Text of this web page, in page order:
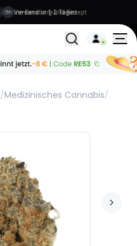
Versand in 1-2 Tagen
Alle
/Medizinisches Cannabis/